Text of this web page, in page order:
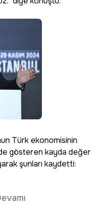
Türk ekonomisinin
gösteren kayda değer
şunları kaydetti: